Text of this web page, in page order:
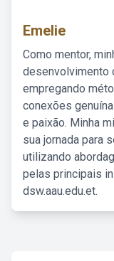
Emelie
Como mentor,
desenvolvimento
empregando
conexões
e paixão. Minha
sua jornada para
utilizando
pelas principais
dsw.aau.edu.et.